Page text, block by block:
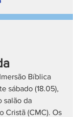
Bíblica
sábado (18.05),
salão da
Cristã (CMC). Os